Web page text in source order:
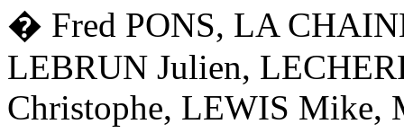
� Fred PONS, LA
LEBRUN Julien,
Christophe, LEWIS Mike,